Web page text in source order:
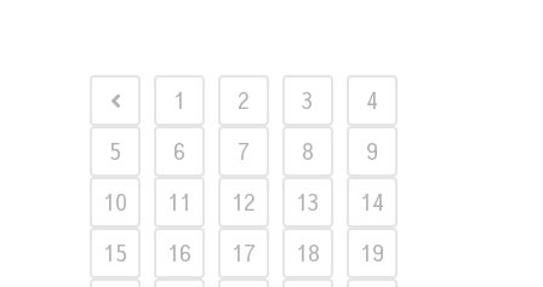
1 2 3
4
5
6 7 8
9
10
11 12 13
14
15
16 17 18
19